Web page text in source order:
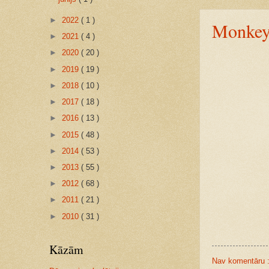
Nav komentāru
► 2022 ( 1 )
► 2021 ( 4 )
► 2020 ( 20 )
► 2019 ( 19 )
► 2018 ( 10 )
► 2017 ( 18 )
► 2016 ( 13 )
► 2015 ( 48 )
► 2014 ( 53 )
► 2013 ( 55 )
► 2012 ( 68 )
► 2011 ( 21 )
► 2010 ( 31 )
Kāzām